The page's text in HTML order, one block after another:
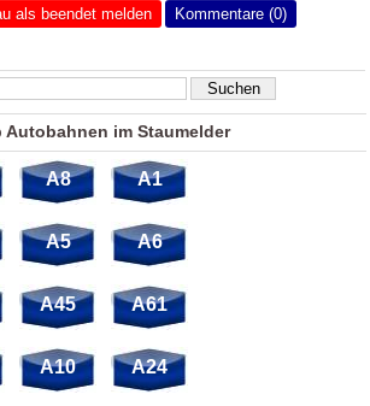
als beendet melden Kommentare (0)
Autobahnen im Staumelder
A8 A1
A5 A6
A45 A61
A10 A24